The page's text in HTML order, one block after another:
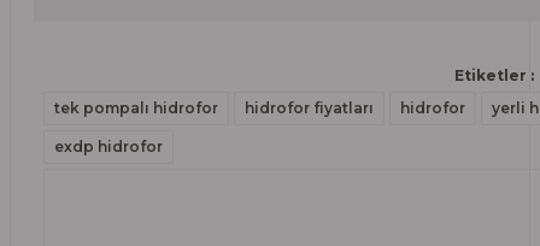
Etiketler :
tek pompalı hidrofor
hidrofor fiyatları hidrofor yerli
exdp hidrofor